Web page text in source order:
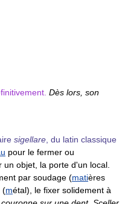
Dès lors, son
sigellare , du latin classique
pour le fermer ou
un objet, la porte d'un local.
par soudage (matières
(métal), le fixer solidement à